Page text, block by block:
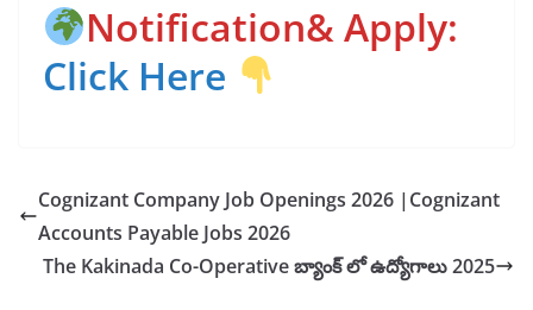
Notification& Apply:
Click Here
Cognizant Company Job Openings 2026 |Cognizant
Accounts Payable Jobs 2026
The Kakinada Co-Operative బ్యాంక్ లో ఉద్యోగాలు 2025